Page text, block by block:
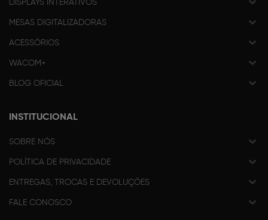
MESAS DIGITALIZADORAS
ACESSÓRIOS
WACOM+
BLOG OFICIAL
INSTITUCIONAL
SOBRE NÓS
POLÍTICA DE PRIVACIDADE
ENTREGAS, TROCAS E DEVOLUÇÕES
FALE CONOSCO